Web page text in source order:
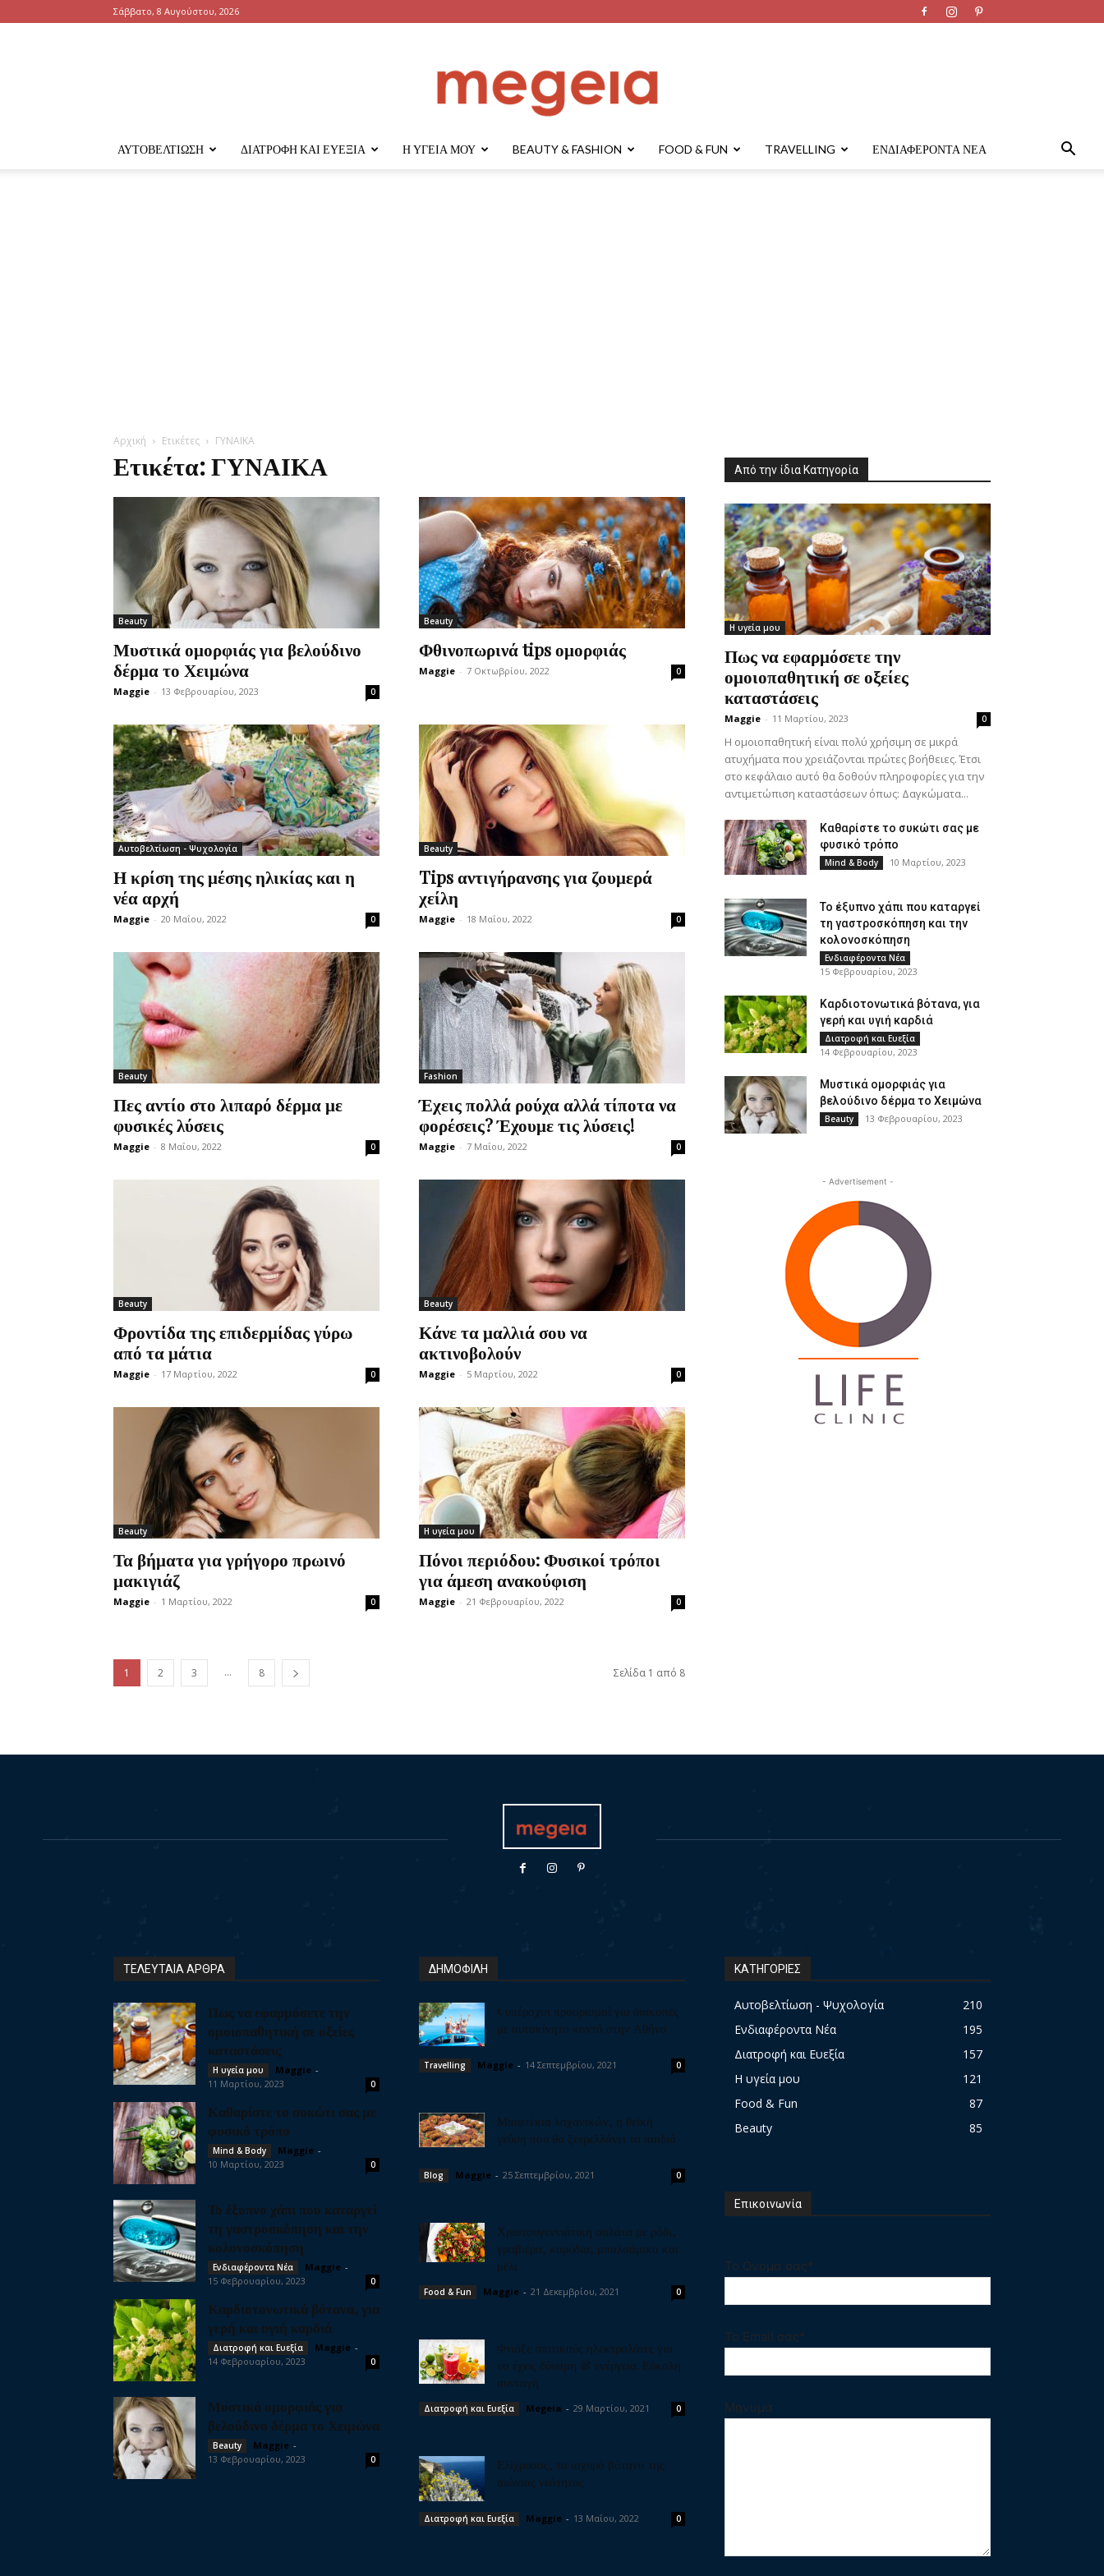
Σάββατο, 8 Αυγούστου, 2026
ΑΥΤΟΒΕΛΤΊΩΣΗ ΔΙΑΤΡΟΦΉ ΚΑΙ ΕΥΕΞΊΑ Η ΥΓΕΊΑ ΜΟΥ BEAUTY & FASHION FOOD & FUN TRAVELLING ΕΝΔΙΑΦΈΡΟΝΤΑ ΝΈΑ
Αρχική Ετικέτες ΓΥΝΑΙΚΑ
Ετικέτα: ΓΥΝΑΙΚΑ
Beauty
Μυστικά ομορφιάς για βελούδινο
δέρμα το Χειμώνα
Maggie - 13 Φεβρουαρίου, 2023 0
Beauty
Φθινοπωρινά tips ομορφιάς
Maggie - 7 Οκτωβρίου, 2022 0
Αυτοβελτίωση - Ψυχολογία
Η κρίση της μέσης ηλικίας και η
νέα αρχή
Maggie - 20 Μαΐου, 2022 0
Beauty
Tips αντιγήρανσης για ζουμερά
χείλη
Maggie - 18 Μαΐου, 2022 0
Beauty
Πες αντίο στο λιπαρό δέρμα με
φυσικές λύσεις
Maggie - 8 Μαΐου, 2022 0
Fashion
Έχεις πολλά ρούχα αλλά τίποτα να
φορέσεις? Έχουμε τις λύσεις!
Maggie - 7 Μαΐου, 2022 0
Beauty
Φροντίδα της επιδερμίδας γύρω
από τα μάτια
Maggie - 17 Μαρτίου, 2022 0
Beauty
Κάνε τα μαλλιά σου να
ακτινοβολούν
Maggie - 5 Μαρτίου, 2022 0
Beauty
Τα βήματα για γρήγορο πρωινό
μακιγιάζ
Maggie - 1 Μαρτίου, 2022 0
Η υγεία μου
Πόνοι περιόδου: Φυσικοί τρόποι
για άμεση ανακούφιση
Maggie - 21 Φεβρουαρίου, 2022 0
1 2 3 ... 8 Σελίδα 1 από 8
Από την ίδια Κατηγορία
Η υγεία μου
Πως να εφαρμόσετε την
ομοιοπαθητική σε οξείες
καταστάσεις
Maggie - 11 Μαρτίου, 2023 0
Η ομοιοπαθητική είναι πολύ χρήσιμη σε μικρά
ατυχήματα που χρειάζονται πρώτες βοήθειες. Έτσι
στο κεφάλαιο αυτό θα δοθούν πληροφορίες για την
αντιμετώπιση καταστάσεων όπως: Δαγκώματα...
Καθαρίστε το συκώτι σας με
φυσικό τρόπο
Mind & Body 10 Μαρτίου, 2023
Το έξυπνο χάπι που καταργεί
τη γαστροσκόπηση και την
κολονοσκόπηση
Ενδιαφέροντα Νέα
15 Φεβρουαρίου, 2023
Καρδιοτονωτικά βότανα, για
γερή και υγιή καρδιά
Διατροφή και Ευεξία
14 Φεβρουαρίου, 2023
Μυστικά ομορφιάς για
βελούδινο δέρμα το Χειμώνα
Beauty 13 Φεβρουαρίου, 2023
- Advertisement -
ΤΕΛΕΥΤΑΙΑ ΑΡΘΡΑ
Πως να εφαρμόσετε την
ομοιοπαθητική σε οξείες
καταστάσεις
Η υγεία μου Maggie -
11 Μαρτίου, 2023
0
Καθαρίστε το συκώτι σας με
φυσικό τρόπο
Mind & Body Maggie -
10 Μαρτίου, 2023
0
Το έξυπνο χάπι που καταργεί
τη γαστροσκόπηση και την
κολονοσκόπηση
Ενδιαφέροντα Νέα Maggie -
15 Φεβρουαρίου, 2023
0
Καρδιοτονωτικά βότανα, για
γερή και υγιή καρδιά
Διατροφή και Ευεξία Maggie -
14 Φεβρουαρίου, 2023
0
Μυστικά ομορφιάς για
βελούδινο δέρμα το Χειμώνα
Beauty Maggie -
13 Φεβρουαρίου, 2023
0
ΔΗΜΟΦΙΛΗ
5 υπέροχοι προορισμοί για διακοπές
με αυτοκίνητο κοντά στην Αθήνα
Travelling Maggie - 14 Σεπτεμβρίου, 2021 0
Μπιφτέκια λαχανικών, η θεϊκή
γεύση που θα ξετρελλάνει τα παιδιά
Blog Maggie - 25 Σεπτεμβρίου, 2021 0
Χριστουγεννιάτικη σαλάτα με ρόδι,
γραβιέρα, καρύδια, μπαλσάμικο και
μέλι
Food & Fun Maggie - 21 Δεκεμβρίου, 2021 0
Φτιάξε σπιτικούς ηλεκτρολύτες για
να έχεις δύναμη & ενέργεια. Εύκολη
συνταγή
Διατροφή και Ευεξία Megeia - 29 Μαρτίου, 2021 0
Ελίχρυσος, το ισχυρό βότανο της
αιώνιας νεότητας
Διατροφή και Ευεξία Maggie - 13 Μαΐου, 2022 0
ΚΑΤΗΓΟΡΙΕΣ
Αυτοβελτίωση - Ψυχολογία
210
Ενδιαφέροντα Νέα
195
Διατροφή και Ευεξία
157
Η υγεία μου
121
Food & Fun
87
Beauty
85
Επικοινωνία
Το Ονομα σας*
Το Email σας*
Μηνυμα